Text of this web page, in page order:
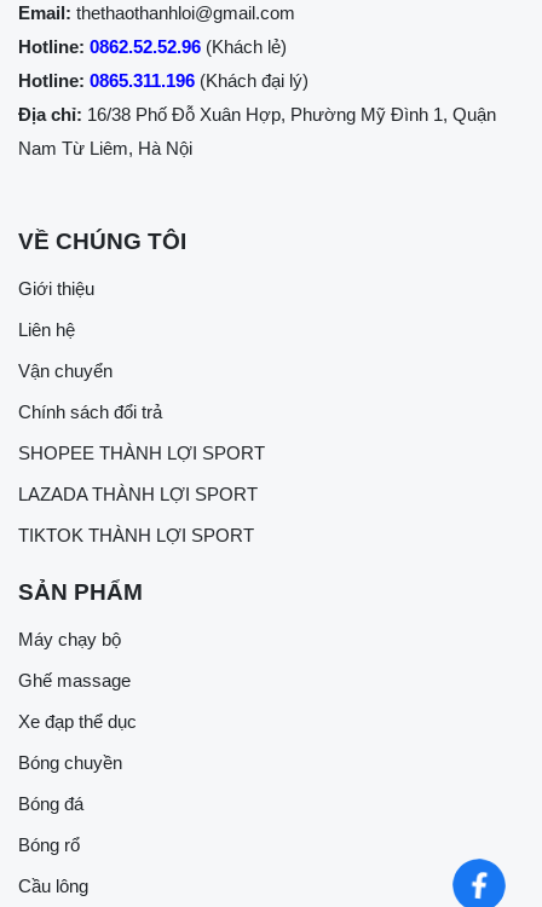
Email: thethaothanhloi@gmail.com
Hotline: 0862.52.52.96 (Khách lẻ)
Hotline: 0865.311.196 (Khách đại lý)
Địa chỉ: 16/38 Phố Đỗ Xuân Hợp, Phường Mỹ Đình 1, Quận
Nam Từ Liêm, Hà Nội
VỀ CHÚNG TÔI
Giới thiệu
Liên hệ
Vận chuyển
Chính sách đổi trả
SHOPEE THÀNH LỢI SPORT
LAZADA THÀNH LỢI SPORT
TIKTOK THÀNH LỢI SPORT
SẢN PHẨM
Máy chạy bộ
Ghế massage
Xe đạp thể dục
Bóng chuyền
Bóng đá
Bóng rổ
Cầu lông